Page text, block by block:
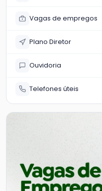
Vagas de empregos
Plano Diretor
Ouvidoria
Telefones úteis